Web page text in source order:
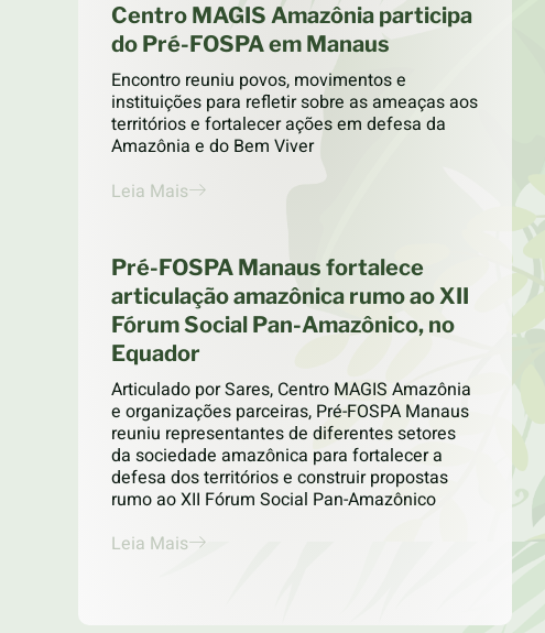
Centro MAGIS Amazônia participa
do Pré-FOSPA em Manaus
Encontro reuniu povos, movimentos e
instituições para refletir sobre as ameaças aos
territórios e fortalecer ações em defesa da
Amazônia e do Bem Viver
Leia Mais
Pré-FOSPA Manaus fortalece
articulação amazônica rumo ao XII
Fórum Social Pan-Amazônico, no
Equador
Articulado por Sares, Centro MAGIS Amazônia
e organizações parceiras, Pré-FOSPA Manaus
reuniu representantes de diferentes setores
da sociedade amazônica para fortalecer a
defesa dos territórios e construir propostas
rumo ao XII Fórum Social Pan-Amazônico
Leia Mais